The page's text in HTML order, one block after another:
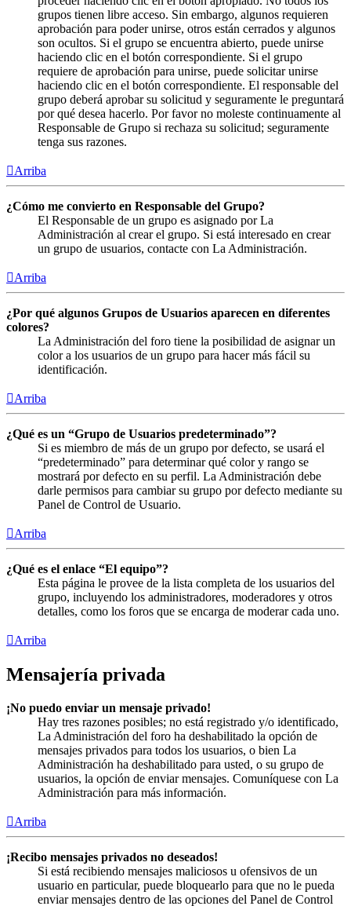
grupos tienen libre acceso. Sin embargo, algunos requieren
aprobación para poder unirse, otros están cerrados y algunos
son ocultos. Si el grupo se encuentra abierto, puede unirse
haciendo clic en el botón correspondiente. Si el grupo
requiere de aprobación para unirse, puede solicitar unirse
haciendo clic en el botón correspondiente. El responsable del
grupo deberá aprobar su solicitud y seguramente le preguntará
por qué desea hacerlo. Por favor no moleste continuamente al
Responsable de Grupo si rechaza su solicitud; seguramente
tenga sus razones.
Arriba
¿Cómo me convierto en Responsable del Grupo?
El Responsable de un grupo es asignado por La
Administración al crear el grupo. Si está interesado en crear
un grupo de usuarios, contacte con La Administración.
Arriba
¿Por qué algunos Grupos de Usuarios aparecen en diferentes
colores?
La Administración del foro tiene la posibilidad de asignar un
color a los usuarios de un grupo para hacer más fácil su
identificación.
Arriba
¿Qué es un “Grupo de Usuarios predeterminado”?
Si es miembro de más de un grupo por defecto, se usará el
“predeterminado” para determinar qué color y rango se
mostrará por defecto en su perfil. La Administración debe
darle permisos para cambiar su grupo por defecto mediante su
Panel de Control de Usuario.
Arriba
¿Qué es el enlace “El equipo”?
Esta página le provee de la lista completa de los usuarios del
grupo, incluyendo los administradores, moderadores y otros
detalles, como los foros que se encarga de moderar cada uno.
Arriba
Mensajería privada
¡No puedo enviar un mensaje privado!
Hay tres razones posibles; no está registrado y/o identificado,
La Administración del foro ha deshabilitado la opción de
mensajes privados para todos los usuarios, o bien La
Administración ha deshabilitado para usted, o su grupo de
usuarios, la opción de enviar mensajes. Comuníquese con La
Administración para más información.
Arriba
¡Recibo mensajes privados no deseados!
Si está recibiendo mensajes maliciosos u ofensivos de un
usuario en particular, puede bloquearlo para que no le pueda
enviar mensajes dentro de las opciones del Panel de Control